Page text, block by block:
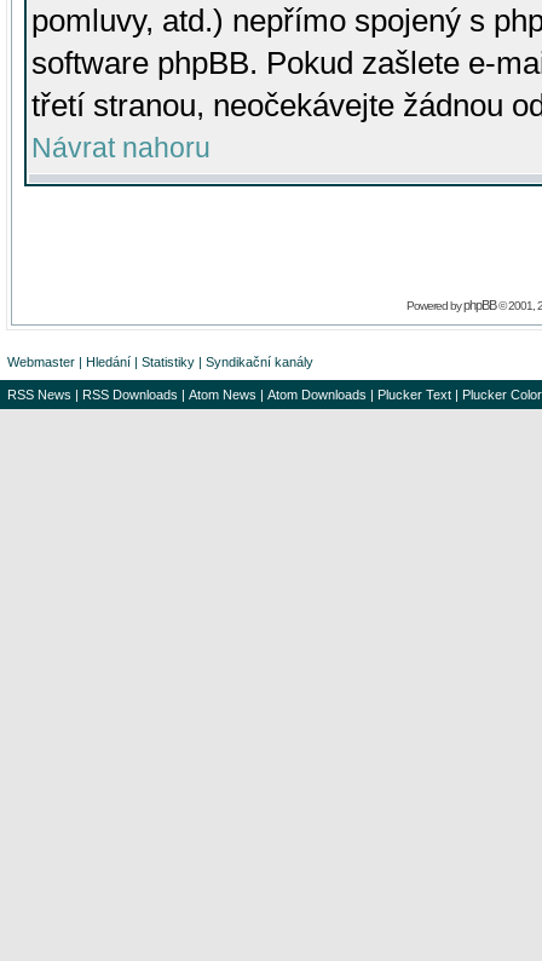
pomluvy, atd.) nepřímo spojený s
software phpBB. Pokud zašlete e-
třetí stranou, neočekávejte žádnou
Návrat nahoru
Powered byphpBB© 2001,
Webmaster | Hledání | Statistiky | Syndikační kanály
RSS News | RSS Downloads | Atom News | Atom Downloads | Plucker Text | Plucker Color